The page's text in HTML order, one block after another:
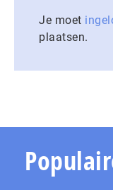
Je moet
plaatsen.